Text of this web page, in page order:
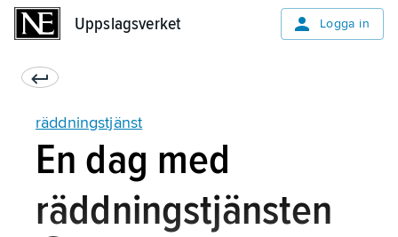
Uppslagsverket Logga in
räddningstjänst
En dag med
räddningstjänsten